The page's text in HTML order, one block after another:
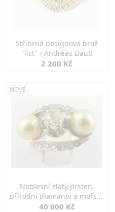
Stříbrná designová brož
"list" - Andreas Daub
2 200 Kč
NOVÉ
Noblesní zlatý prsten,
přírodní diamanty a mořské
perly
40 000 Kč